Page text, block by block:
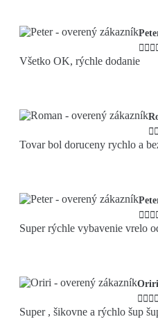
  
Všetko OK, rýchle dodanie
 
Tovar bol doruceny rychlo a
  
Super rýchle vybavenie vrelo
Oriri
   
Super , šikovne a rýchlo šup